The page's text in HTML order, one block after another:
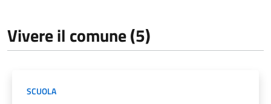
Vivere il comune (5)
SCUOLA